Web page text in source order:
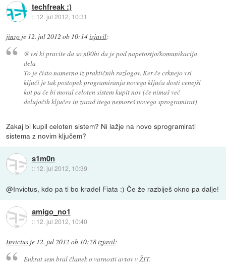
techfreak :)
:: 12. jul 2012, 10:31
jinzo je 12. jul 2012 ob 10:14izjavil:
@vsi ki pravite da so n00bi da je pod napetostjo/komunikacija
dela
To je čisto namerno iz praktičnih razlogov. Ker če crknejo vsi
ključi je tak postopek programiranja novega ključa dosti cenejši
kot pa če bi moral celoten sistem kupit nov (če nimaš več
delujočih ključev in zarad itega nemoreš novega sprogramirat)
Zakaj bi kupil celoten sistem? Ni lažje na novo sprogramirati
sistema z novim ključem?
s1m0n
:: 12. jul 2012, 10:39
@Invictus, kdo pa ti bo kradel Fiata :) Če že razbiješ okno pa dalje!
amigo_no1
:: 12. jul 2012, 10:40
Invictus je 12. jul 2012 ob 10:28izjavil:
Enkrat sem bral članek o varnosti avtov v ŽIT.